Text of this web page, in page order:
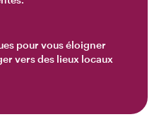
pour vous éloigner
vers des lieux locaux